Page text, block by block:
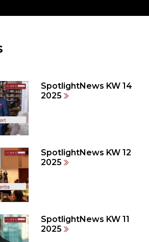
SpotlightNews KW 14
2025
SpotlightNews KW 12
2025
SpotlightNews KW 11
2025